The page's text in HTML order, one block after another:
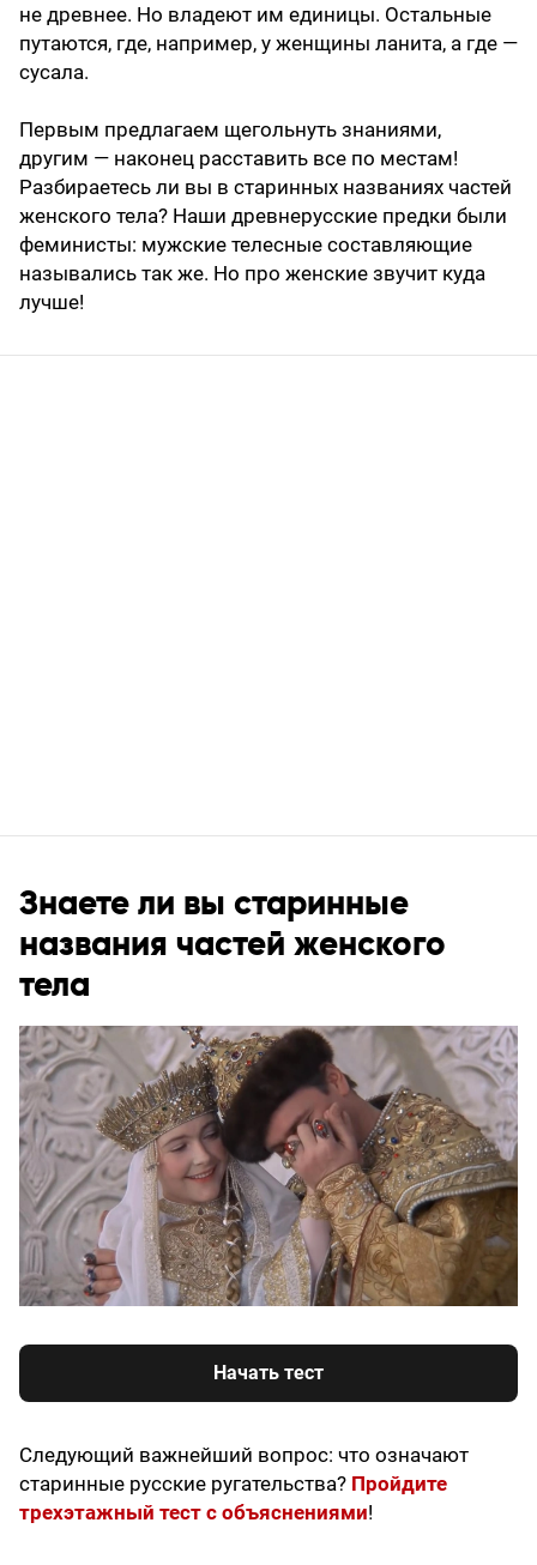
не древнее. Но владеют им единицы. Остальные
путаются, где, например, у женщины ланита, а где —
сусала.
Первым предлагаем щегольнуть знаниями,
другим — наконец расставить все по местам!
Разбираетесь ли вы в старинных названиях частей
женского тела? Наши древнерусские предки были
феминисты: мужские телесные составляющие
назывались так же. Но про женские звучит куда
лучше!
Знаете ли вы старинные
названия частей женского
тела
Начать тест
Следующий важнейший вопрос: что означают
старинные русские ругательства? Пройдите
трехэтажный тест с объяснениями!